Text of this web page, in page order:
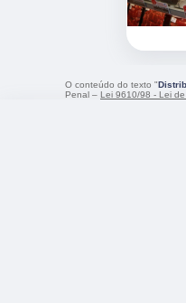
O conteúdo do texto "
Penal – Lei 9610/98 - Lei